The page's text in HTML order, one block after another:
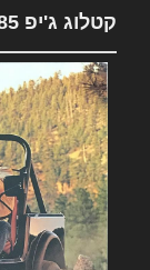
קטלוג ג'יפ 1985